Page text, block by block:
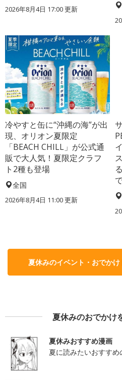
2026年8月4日 17:00更新
冷やすと缶に“沖縄の海”が出
現、オリオン夏限定
「BEACH CHILL」が公式通
販で大人気！夏限定クラフ
ト2種も登場
全国
2026年8月4日 11:00更新
夏休みのイベント・おでか
夏休みのおでかけ
夏休みおすすめ漫画
夏に読みたいおすすめ